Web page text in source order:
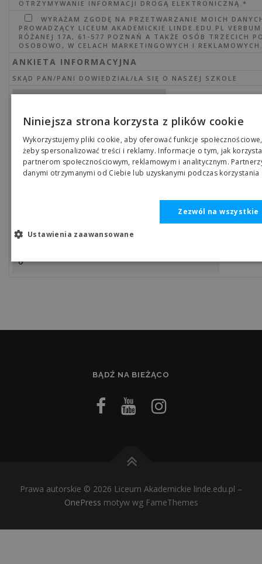
OTRZYMYWANIE INFORMACJI DROGĄ ELEKTRONICZNĄ.*
WYRAŻAM ZGODĘ NA PRZETWARZANIE MOICH
PROWADZĄCY LICEUM AKADEMICKIE LINDE.EDU.PL
RÓŻANEJ 17A, 61-577 POZNAŃ A TAKŻE OSÓB TRZECICH
OSOBOWO, W CELACH MARKETINGOWYCH I
ANKIETA INFORMACYJNA
SKĄD PAN/PANI DOWIEDZIAŁ/ŁA SIĘ O NASZEJ SZKOLE
*POLA OBOWIĄZKOWE
POTWIERDZENIE REJESTRACJI DO LICEUM
PODANY W FORMULARZU ZGŁOSZENIA.
BĄDŹ NA BIEŻĄCO
Prawa autorskie © 2026 Liceum Akademickie linde.edu.pl –
OnePress motyw wg FameThemes
Niniejsza strona korzysta z plików cookie
Wykorzystujemy pliki cookie, aby oferować funkcje
żeby spersonalizować treści i reklamy. Informacje o tym, jak
partnerom społecznościowym, reklamowym i analitycznym.
danymi otrzymanymi od Ciebie lub uzyskanymi podczas korzystania
Zezwól na wszystkie
Ustawienia zaawansowane